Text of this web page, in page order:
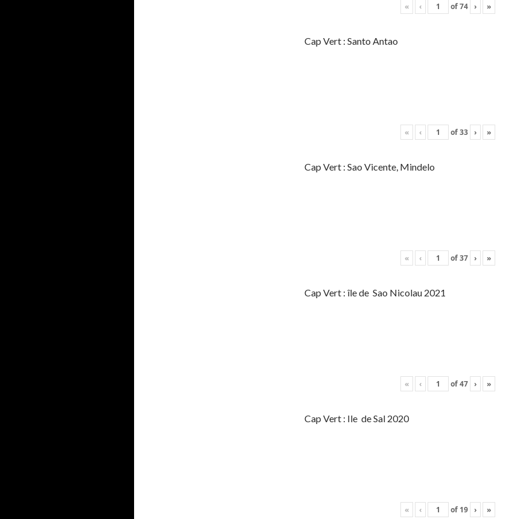
« ‹ of74 › »
Cap Vert : Santo Antao
« ‹ of33 › »
Cap Vert : Sao Vicente, Mindelo
« ‹ of37 › »
Cap Vert : île de Sao Nicolau 2021
« ‹ of47 › »
Cap Vert : Ile de Sal 2020
« ‹ of 19 › »